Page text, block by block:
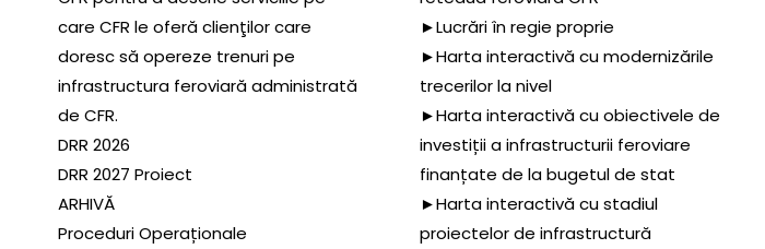
care CFR le oferă clienţilor care
doresc să opereze trenuri pe
infrastructura feroviară administrată
de CFR.
DRR 2026
DRR 2027 Proiect
ARHIVĂ
Proceduri Operaționale
►Lucrări în regie proprie
►Harta interactivă cu modernizările
trecerilor la nivel
►Harta interactivă cu obiectivele de
investiții a infrastructurii feroviare
finanțate de la bugetul de stat
►Harta interactivă cu stadiul
proiectelor de infrastructură